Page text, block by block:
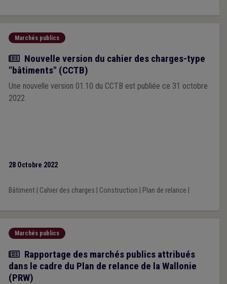
Marchés publics
Actualité
Nouvelle version du cahier des charges-type
"bâtiments" (CCTB)
Une nouvelle version 01.10 du CCTB est publiée ce 31 octobre
2022.
28 Octobre 2022
Bâtiment| Cahier des charges Construction Plan de relance
Marchés publics
Actualité
Rapportage des marchés publics attribués
dans le cadre du Plan de relance de la Wallonie
(PRW)